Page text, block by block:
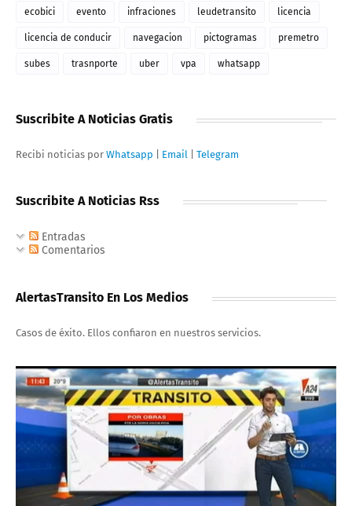
ecobici evento infraciones leudetransito licencia
licencia de conducir navegacion pictogramas premetro
subes trasnporte uber vpa whatsapp
Suscribite A Noticias Gratis
Recibi noticias por Whatsapp Email Telegram
Suscribite A Noticias Rss
Entradas
Comentarios
AlertasTransito En Los Medios
Casos de éxito. Ellos confiaron en nuestros servicios.